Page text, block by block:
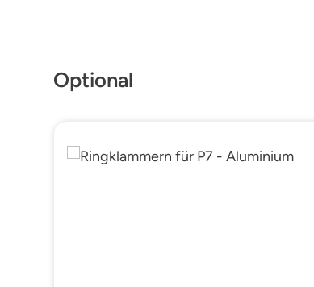
Produktgalerie überspringen
Optional